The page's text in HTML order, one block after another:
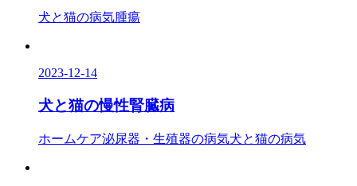
犬と猫の病気腫瘍
2023-12-14
犬と猫の慢性腎臓病
ホームケア泌尿器・生殖器の病気犬と猫の病気